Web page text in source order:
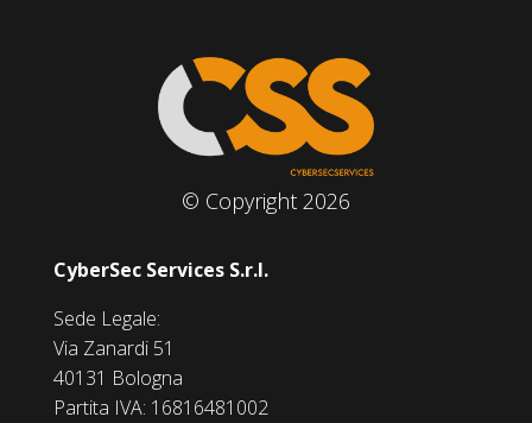
© Copyright 2026
CyberSec Services S.r.l.
Sede Legale:
Via Zanardi 51
40131 Bologna
Partita IVA: 16816481002